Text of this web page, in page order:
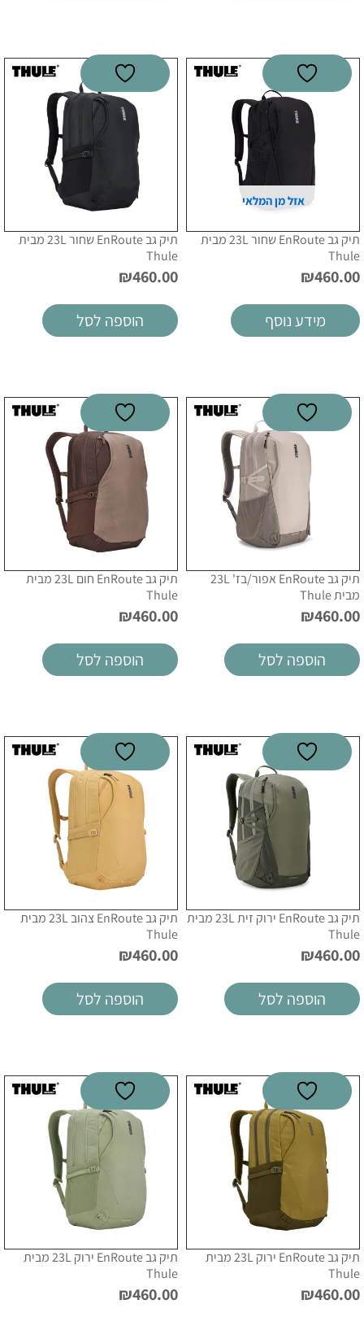
אזל מן המלאי
תיק גב EnRoute שחור 23L מבית
Thule
₪460.00
מידע נוסף
תיק גב EnRoute שחור 23L מבית
Thule
₪460.00
הוספה לסל
תיק גב EnRoute אפור/בז' 23L
מבית Thule
₪460.00
הוספה לסל
תיק גב EnRoute חום 23L מבית
Thule
₪460.00
הוספה לסל
תיק גב EnRoute ירוק זית 23L מבית
Thule
₪460.00
הוספה לסל
תיק גב EnRoute צהוב 23L מבית
Thule
₪460.00
הוספה לסל
תיק גב EnRoute ירוק 23L מבית
Thule
₪460.00
תיק גב EnRoute ירוק 23L מבית
Thule
₪460.00